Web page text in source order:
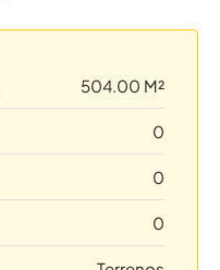
504.00 M²
0
0
0